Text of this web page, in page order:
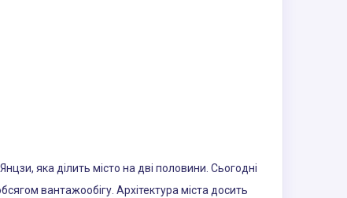
яка ділить місто на дві половини. Сьогодні
вантажообігу. Архітектура міста досить